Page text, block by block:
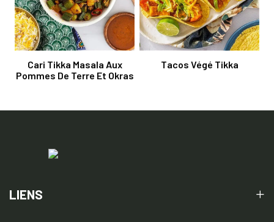
Cari Tikka Masala Aux
Pommes De Terre Et Okras
Tacos Végé Tikka
LIENS